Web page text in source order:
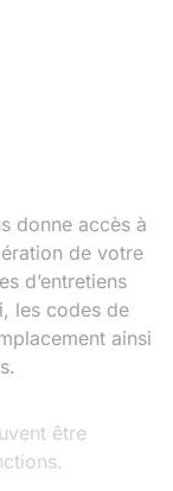
donne accès à
de votre
d’entretiens
les codes de
ainsi
être